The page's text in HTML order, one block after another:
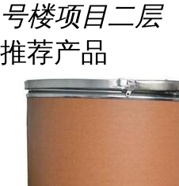
号楼项目二层
推荐产品